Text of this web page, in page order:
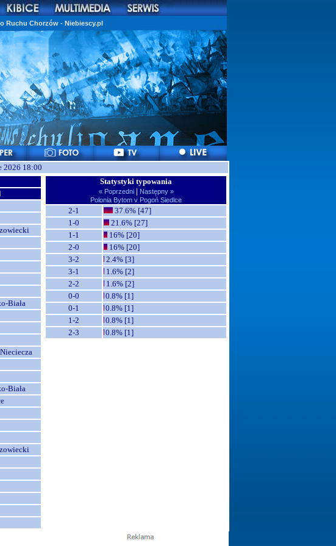
Ruchu Chorzów - Niebiescy.pl
2026 18:00
Biała
Biała
Statystyki typowania
« Poprzedni | Następny »
Polonia Bytom v Pogoń Siedlce
2-1
37.6% [47]
1-0
21.6% [27]
1-1
16% [20]
2-0
16% [20]
3-2
2.4% [3]
3-1
1.6% [2]
2-2
1.6% [2]
0-0
0.8% [1]
0-1
0.8% [1]
1-2
0.8% [1]
2-3
0.8% [1]